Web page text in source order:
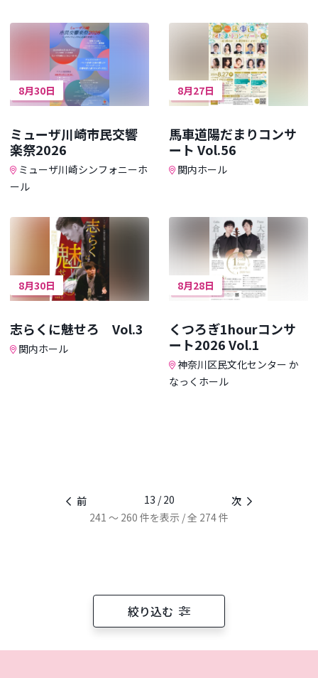
8月30日
ミューザ川崎市民交響
楽祭2026
ミューザ川崎シンフォニーホ
ール
8月27日
馬車道陽だまりコンサ
ート Vol.56
関内ホール
8月30日
志らくに魅せろ Vol.3
関内ホール
8月28日
くつろぎ1hourコンサ
ート2026 Vol.1
神奈川区民文化センター か
なっくホール
前 13 / 20
次
241 ～ 260 件を表示 / 全 274 件
絞り込む